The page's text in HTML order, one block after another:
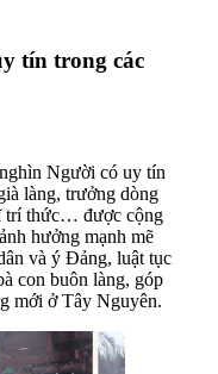
tín trong các
Người có uy tín
làng, trưởng dòng
trí thức… được cộng
hưởng mạnh mẽ
và ý Đảng, luật tục
con buôn làng, góp
mới ở Tây Nguyên.